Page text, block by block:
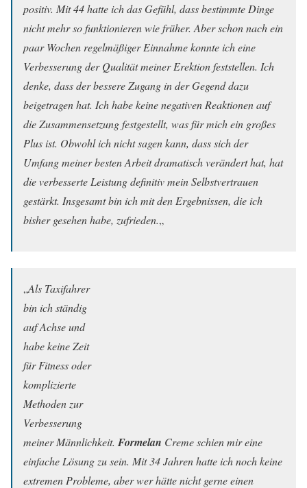
positiv. Mit 44 hatte ich das Gefühl, dass bestimmte Dinge
nicht mehr so funktionieren wie früher. Aber schon nach ein
paar Wochen regelmäßiger Einnahme konnte ich eine
Verbesserung der Qualität meiner Erektion feststellen. Ich
denke, dass der bessere Zugang in der Gegend dazu
beigetragen hat. Ich habe keine negativen Reaktionen auf
die Zusammensetzung festgestellt, was für mich ein großes
Plus ist. Obwohl ich nicht sagen kann, dass sich der
Umfang meiner besten Arbeit dramatisch verändert hat, hat
die verbesserte Leistung definitiv mein Selbstvertrauen
gestärkt. Insgesamt bin ich mit den Ergebnissen, die ich
bisher gesehen habe, zufrieden.„
„Als Taxifahrer
bin ich ständig
auf Achse und
habe keine Zeit
für Fitness oder
komplizierte
Methoden zur
Verbesserung
meiner Männlichkeit. Formelan Creme schien mir eine
einfache Lösung zu sein. Mit 34 Jahren hatte ich noch keine
extremen Probleme, aber wer hätte nicht gerne einen